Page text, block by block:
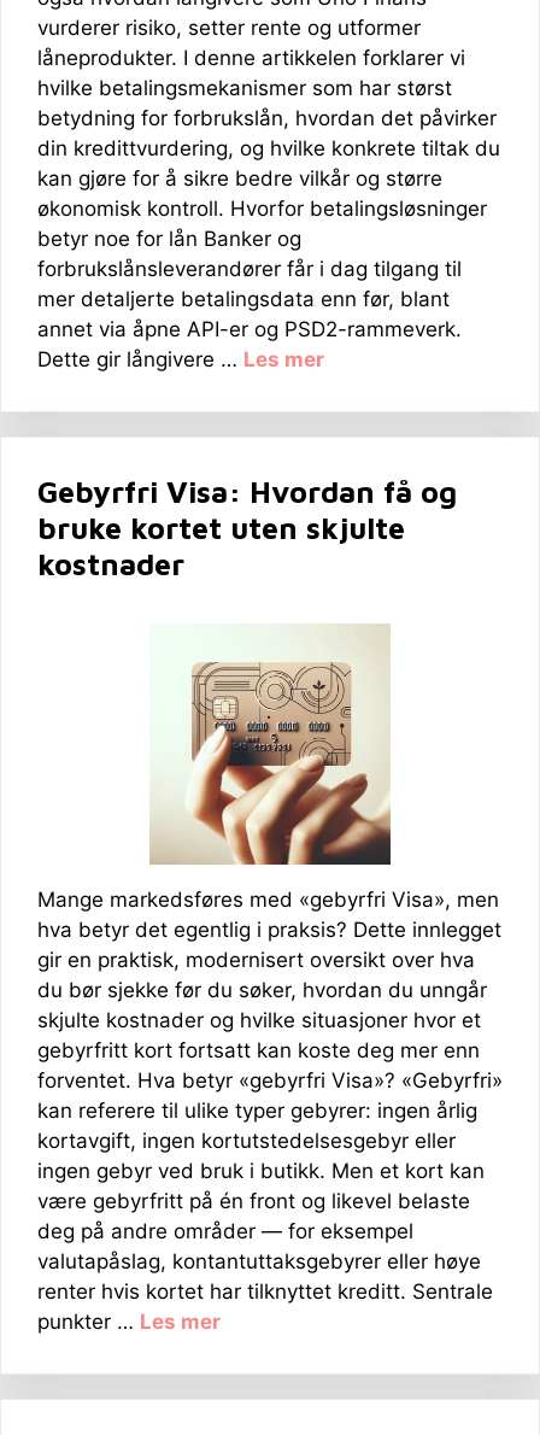
vurderer risiko, setter rente og utformer
låneprodukter. I denne artikkelen forklarer vi
hvilke betalingsmekanismer som har størst
betydning for forbrukslån, hvordan det påvirker
din kredittvurdering, og hvilke konkrete tiltak du
kan gjøre for å sikre bedre vilkår og større
økonomisk kontroll. Hvorfor betalingsløsninger
betyr noe for lån Banker og
forbrukslånsleverandører får i dag tilgang til
mer detaljerte betalingsdata enn før, blant
annet via åpne API-er og PSD2-rammeverk.
Dette gir långivere … Les mer
Gebyrfri Visa: Hvordan få og
bruke kortet uten skjulte
kostnader
Mange markedsføres med «gebyrfri Visa», men
hva betyr det egentlig i praksis? Dette innlegget
gir en praktisk, modernisert oversikt over hva
du bør sjekke før du søker, hvordan du unngår
skjulte kostnader og hvilke situasjoner hvor et
gebyrfritt kort fortsatt kan koste deg mer enn
forventet. Hva betyr «gebyrfri Visa»? «Gebyrfri»
kan referere til ulike typer gebyrer: ingen årlig
kortavgift, ingen kortutstedelsesgebyr eller
ingen gebyr ved bruk i butikk. Men et kort kan
være gebyrfritt på én front og likevel belaste
deg på andre områder — for eksempel
valutapåslag, kontantuttaksgebyrer eller høye
renter hvis kortet har tilknyttet kreditt. Sentrale
punkter … Les mer